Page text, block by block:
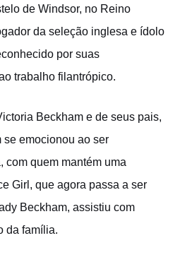
de Windsor, no Reino
da seleção inglesa e ídolo
por suas
trabalho filantrópico.
Beckham e de seus pais,
emocionou ao ser
com quem mantém uma
Girl, que agora passa a ser
Beckham, assistiu com
da família.